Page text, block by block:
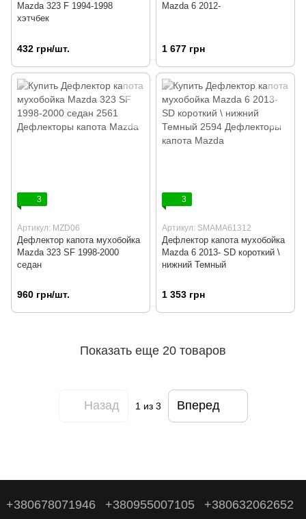
Mazda 323 F 1994-1998
хэтчбек
432 грн/шт.
Mazda 6 2012-
1 677 грн
3
Артикул: MZD06
Дефлектор капота мухобойка
Mazda 323 SF 1998-2000
седан
960 грн/шт.
3
Артикул: SMAMA61312
Дефлектор капота мухобойка
Mazda 6 2013- SD короткий \
нижний Темный
1 353 грн
Показать еще 20 товаров
Назад 1 из 3 Вперед
+380678071946 +380955007105 +380632062652